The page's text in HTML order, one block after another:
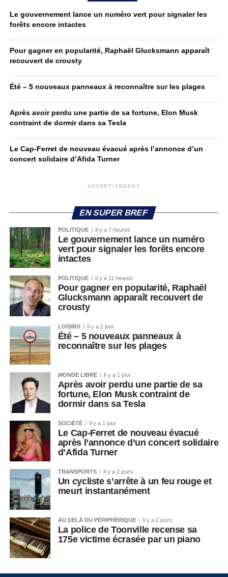
Le gouvernement lance un numéro vert pour signaler les
forêts encore intactes
Pour gagner en popularité, Raphaël Glucksmann apparaît
recouvert de crousty
Été – 5 nouveaux panneaux à reconnaître sur les plages
Après avoir perdu une partie de sa fortune, Elon Musk
contraint de dormir dans sa Tesla
Le Cap-Ferret de nouveau évacué après l’annonce d’un
concert solidaire d’Afida Turner
ADVERTISEMENT
EN SUPER BREF
POLITIQUE Il y a 7 heures
Le gouvernement lance un numéro
vert pour signaler les forêts encore
intactes
POLITIQUE Il y a 11 heures
Pour gagner en popularité, Raphaël
Glucksmann apparaît recouvert de
crousty
LOISIRS Il y a 1 jour
Été – 5 nouveaux panneaux à
reconnaître sur les plages
MONDE LIBRE Il y a 1 jour
Après avoir perdu une partie de sa
fortune, Elon Musk contraint de
dormir dans sa Tesla
SOCIÉTÉ Il y a 1 jour
Le Cap-Ferret de nouveau évacué
après l’annonce d’un concert solidaire
d’Afida Turner
TRANSPORTS Il y a 2 jours
Un cycliste s’arrête à un feu rouge et
meurt instantanément
AU DELÀ DU PÉRIPHÉRIQUE Il y a 2 jours
La police de Toonville recense sa
175e victime écrasée par un piano